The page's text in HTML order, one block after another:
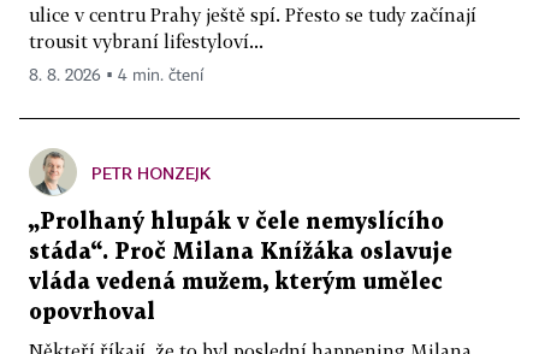
ulice v centru Prahy ještě spí. Přesto se tudy začínají
trousit vybraní lifestyloví...
8. 8. 2026 ▪ 4 min. čtení
PETR HONZEJK
„Prolhaný hlupák v čele nemyslícího
stáda“. Proč Milana Knížáka oslavuje
vláda vedená mužem, kterým umělec
opovrhoval